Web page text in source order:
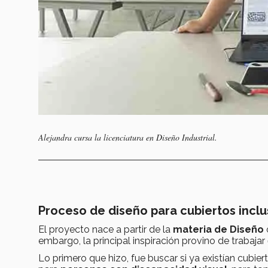
Alejandra cursa la licenciatura en Diseño Industrial.
Proceso de diseño para cubiertos
El proyecto nace a partir de la materia de Diseño
embargo, la principal inspiración provino de trabajar
Lo primero que hizo, fue buscar si ya existían